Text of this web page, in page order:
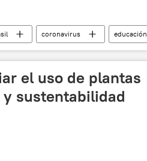
coronavirus
educación
el uso de plantas
sustentabilidad